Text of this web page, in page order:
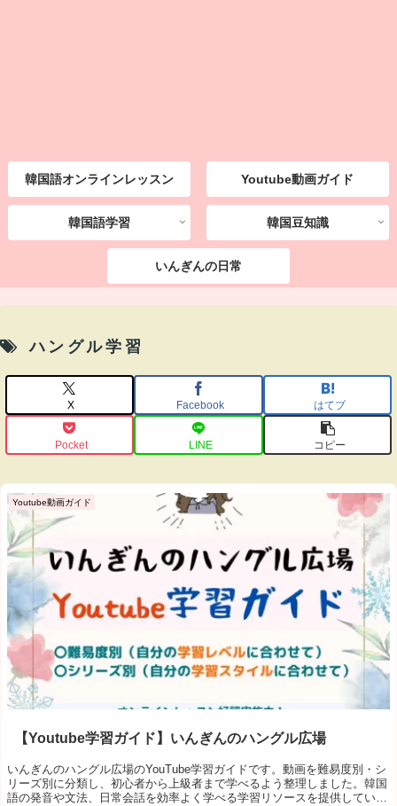
韓国語オンラインレッスン Youtube動画ガイド
韓国語学習 韓国豆知識
いんぎんの日常
ハングル学習
X Facebook はてブ
Pocket LINE コピー
Youtube動画ガイド
【Youtube学習ガイド】いんぎんのハングル広場
いんぎんのハングル広場のYouTube学習ガイドです。動画を難易度別・シ
リーズ別に分類し、初心者から上級者まで学べるよう整理しました。韓国
語の発音や文法、日常会話を効率よく学べる学習リソースを提供していま